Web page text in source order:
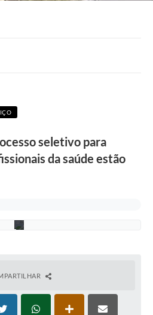
seletivo para
da saúde estão
a
l
l